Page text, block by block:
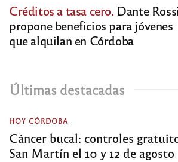
Créditos a tasa cero. Dante Rossi
propone beneficios para jóvenes
que alquilan en Córdoba
Últimas destacadas
HOY CÓRDOBA
Cáncer bucal: controles
San Martín el 10 y 12 de agosto